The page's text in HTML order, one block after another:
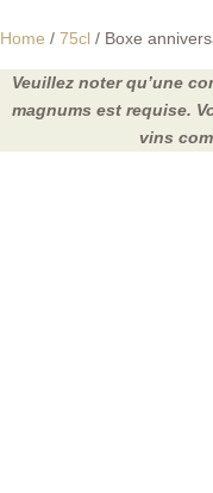
Home / 75cl / Boxe
Veuillez noter qu’une
magnums est requise.
vins